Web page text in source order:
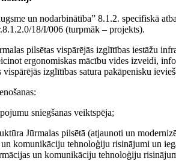
un nodarbinātība” 8.1.2. specifiskā
18/I/006 (turpmāk – projekts).
pilsētas vispārējās izglītības iestāžu
ergonomiskas mācību vides izveidi,
izglītības satura pakāpenisku
sniegšanas veiktspēja;
Jūrmalas pilsētā (atjaunoti un
komunikāciju tehnoloģiju risinājumi un
un komunikāciju tehnoloģiju